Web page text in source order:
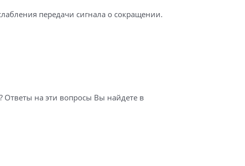
передачи сигнала о сокращении.
Ответы на эти вопросы Вы найдете в